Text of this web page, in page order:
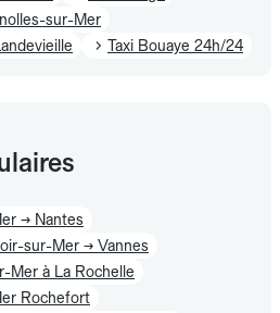
sur-Mer
Taxi Bouaye 24h/24
→ Nantes
sur-Mer → Vannes
Mer à La Rochelle
Rochefort